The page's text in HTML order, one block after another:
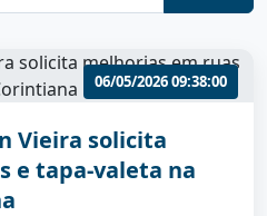
06/05/2026 09:38:00
Vieira solicita
e tapa-valeta na